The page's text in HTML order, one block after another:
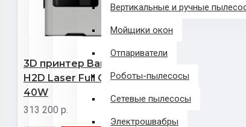
Вертикальные и ручные
Мойщики окон
Отпариватели
Роботы-пылесосы
Сетевые пылесосы
Электрошвабры
3D принтер Bambu Lab
H2D Laser Full Combo 2,
40W
313 200 р.